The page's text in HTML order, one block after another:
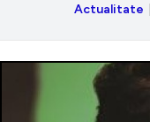
Actualitate